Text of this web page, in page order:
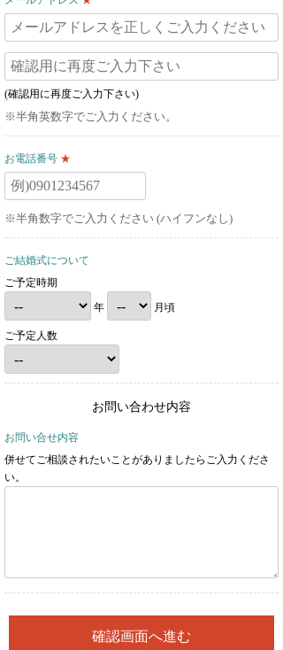
(確認用に再度ご入力下さい)
※半角英数字でご入力ください。
お電話番号 ★
※半角数字でご入力ください (ハイフンなし)
ご結婚式について
ご予定時期
年
月頃
ご予定人数
お問い合わせ内容
お問い合せ内容
併せてご相談されたいことがありましたらご入力くださ
い。